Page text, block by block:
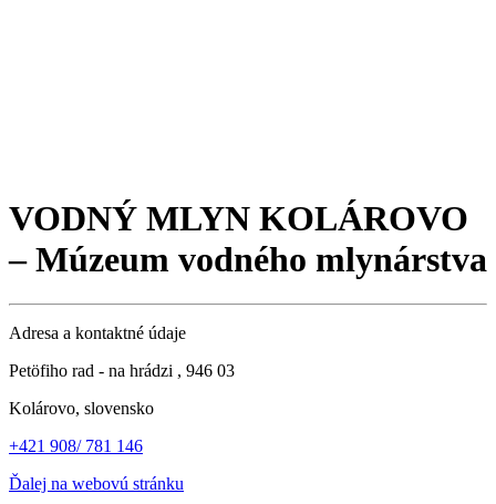
VODNÝ MLYN KOLÁROVO
– Múzeum vodného mlynárstva
Adresa a kontaktné údaje
Petöfiho rad - na hrádzi , 946 03
Kolárovo, slovensko
+421 908/ 781 146
Ďalej na webovú stránku